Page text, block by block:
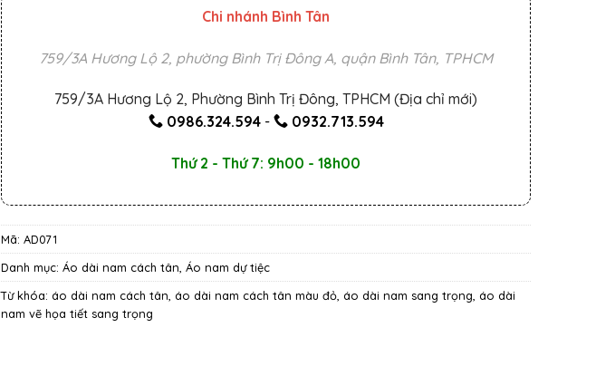
Chi nhánh Bình Tân
759/3A Hương Lộ 2, phường Bình Trị Đông A, quận Bình Tân, TPHCM
759/3A Hương Lộ 2, Phường Bình Trị Đông, TPHCM (Địa chỉ mới)
0986.324.594- 0932.713.594
Thứ 2 - Thứ 7: 9h00 - 18h00
Mã: AD071
Danh mục: Áo dài nam cách tân Áo nam dự tiệc
Từ khóa: áo dài nam cách tân áo dài nam cách tân màu đỏ áo dài nam sang trọng áo dài
nam vẽ họa tiết sang trọng